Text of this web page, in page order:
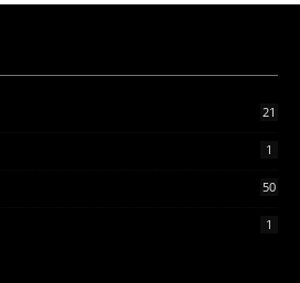
21
1
50
1